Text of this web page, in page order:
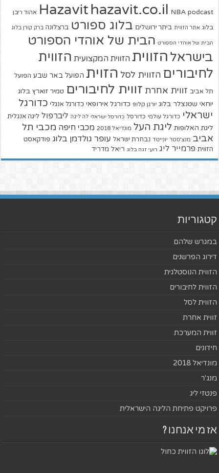
Hazavit hazavit.co.il NBA podcast אהוד ריבן
בלוג אתר הזווית ביתר ירושלים בלוג ספורט ברצלונה ברק קורן בלוג
הבית של אוהדי הספורט הבית של אוהדי הספורט
בישראל הזווית הזווית המקצועית הזווית
לחיבורים הזווית לסל הזוית הפועל באר שבע הפועל
תל אביב זווית אחרת זווית לחיבורים טמיר זוארץ בלוג
יוחאי שטנצלר בלוג יורגן קלופ כדורגל אירופאי כדורגל אנגלי כדורגל
ישראלי כדורגל עולמי כדורסל כדורסל ישראלי לה ליגה ליברפול ליגה אנגלית
ליגת האלופות ליגת העל מונדיאל 2018 מכבי חיפה מכבי תל
אביב מנצ'סטר יונייטד נבחרת ישראל עופר גולדמן בלוג פודקאסט
הזווית פרמייר ליג רועי זגה בלוג ריאל מדריד
קטגוריות
במגרש שלהם
דירוג הפרשנים
הזווית הנוסטלגית
הזווית לחיבורים
הזווית לסל
זווית אחרת
זווית המערכת
חידונים
מונדיאל 2018
מנג'ר
פנטזי ליג
פרויקט פתיחת הליגה הישראלית
אז מי אנחנו ?